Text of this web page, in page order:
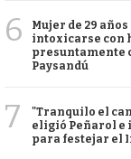
6
Mujer de 29
intoxicarse con
presuntamente
Paysandú
7
"Tranquilo el
eligió Peñarol
para festejar el